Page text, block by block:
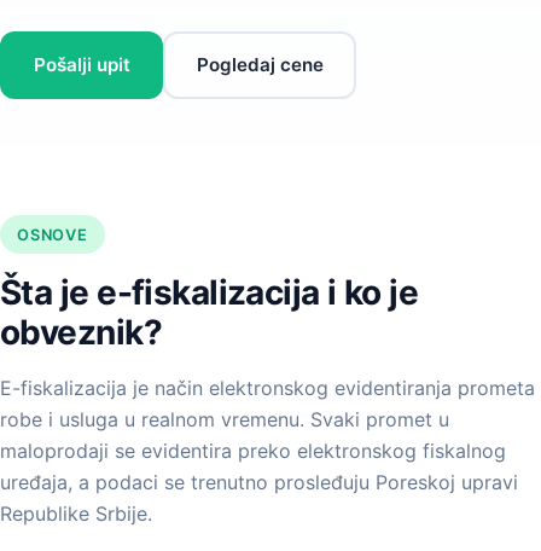
Pošalji upit Pogledaj cene
OSNOVE
Šta je e-fiskalizacija i ko je
obveznik?
E-fiskalizacija je način elektronskog evidentiranja prometa
robe i usluga u realnom vremenu. Svaki promet u
maloprodaji se evidentira preko elektronskog fiskalnog
uređaja, a podaci se trenutno prosleđuju Poreskoj upravi
Republike Srbije.